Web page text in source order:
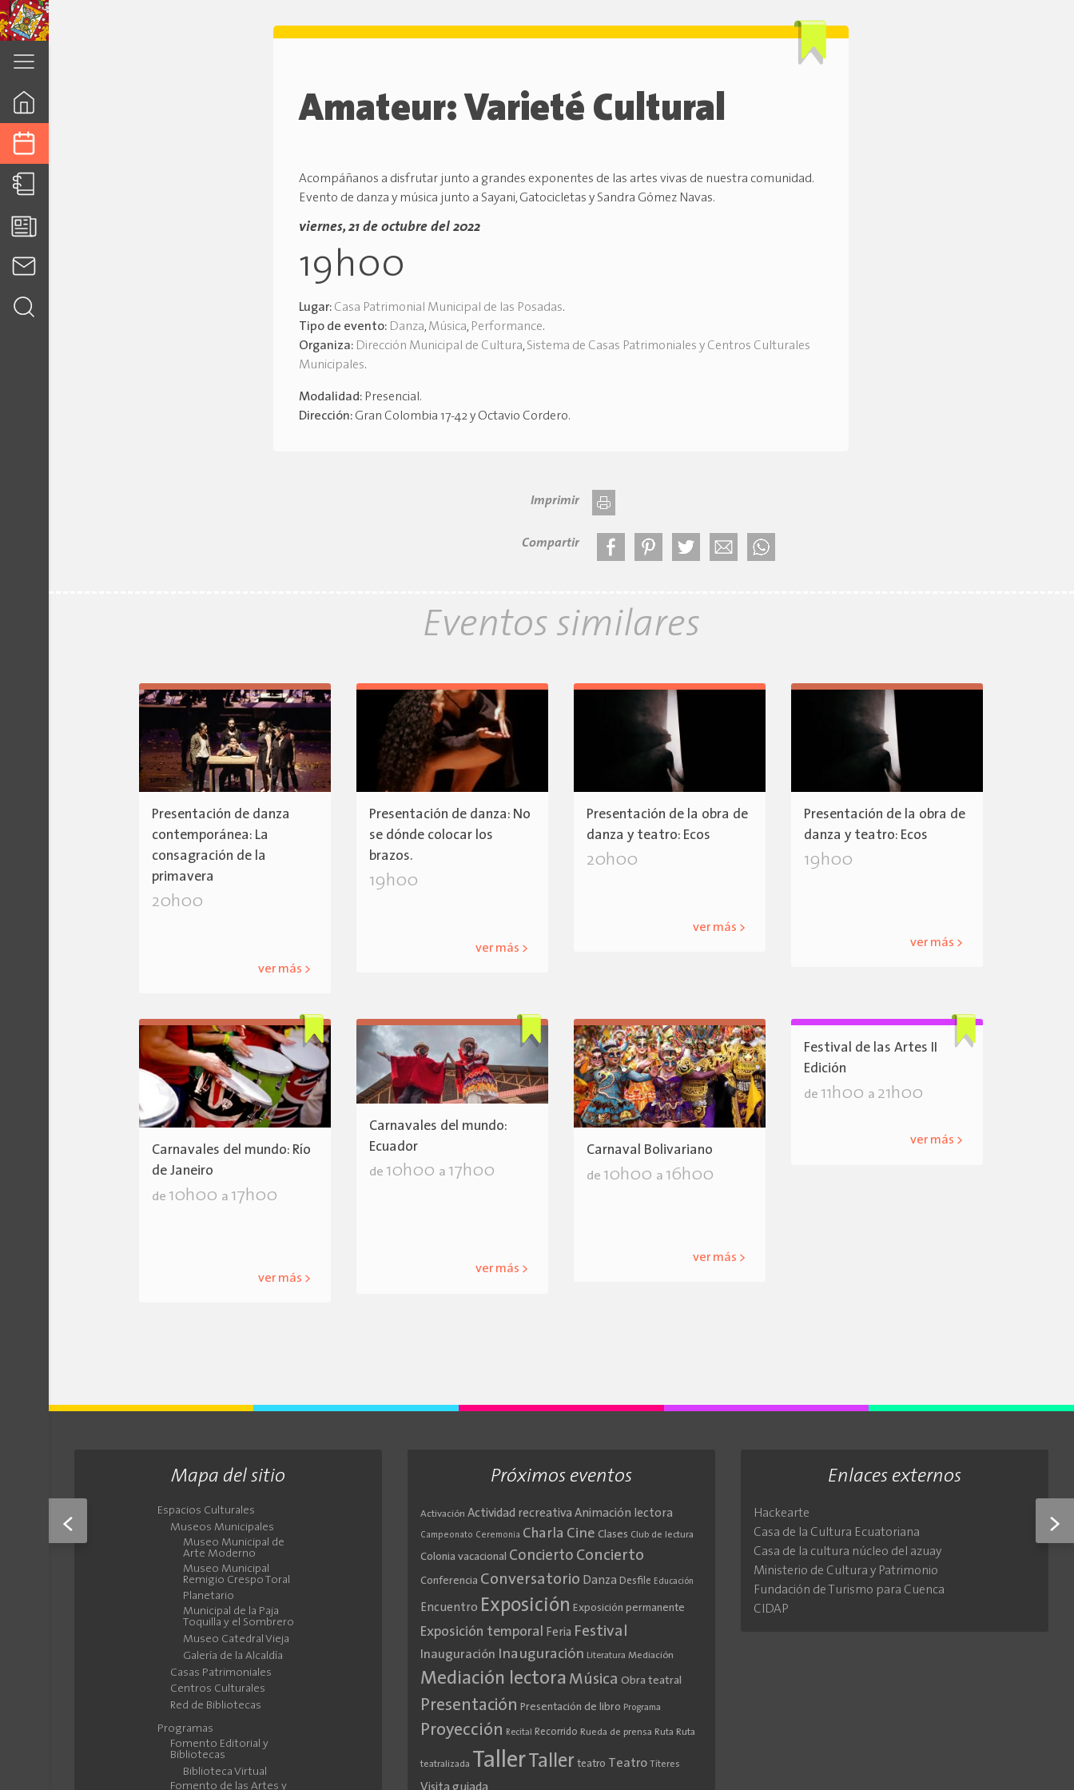
Amateur: Varieté Cultural
Acompáñanos a disfrutar junto a grandes exponentes de las artes vivas de nuestra comunidad.
Evento de danza y música junto a Sayani, Gatocicletas y Sandra Gómez Navas.
viernes, 21 de octubre del 2022
19h00
Lugar: Casa Patrimonial Municipal de las Posadas.
Tipo de evento: Danza, Música, Performance.
Organiza: Dirección Municipal de Cultura, Sistema de Casas Patrimoniales y Centros Culturales
Municipales.
Modalidad: Presencial.
Dirección: Gran Colombia 17-42 y Octavio Cordero.
Imprimir
Compartir
< >
Eventos similares
Presentación de danza
contemporánea: La
consagración de la
primavera
20h00
ver más >
Presentación de danza: No
se dónde colocar los
brazos.
19h00
ver más >
Presentación de la obra de
danza y teatro: Ecos
20h00
ver más >
Presentación de la obra de
danza y teatro: Ecos
19h00
ver más >
Carnavales del mundo: Río
de Janeiro
de 10h00 a 17h00
ver más >
Carnavales del mundo:
Ecuador
de 10h00 a 17h00
ver más >
Carnaval Bolivariano
de 10h00 a 16h00
ver más >
Festival de las Artes II
Edición
de 11h00 a 21h00
ver más >
Mapa del sitio
Espacios Culturales
Museos Municipales
Museo Municipal de
Arte Moderno
Museo Municipal
Remigio Crespo Toral
Planetario
Municipal de la Paja
Toquilla y el Sombrero
Museo Catedral Vieja
Galería de la Alcaldía
Casas Patrimoniales
Centros Culturales
Red de Bibliotecas
Programas
Fomento Editorial y
Bibliotecas
Biblioteca Virtual
Fomento de las Artes y
Próximos eventos
Activación Actividad recreativa Animación lectora
Campeonato Ceremonia Charla Cine Clases Club de lectura
Colonia vacacional Concierto Concierto
Conferencia Conversatorio Danza Desfile Educación
Encuentro Exposición Exposición permanente
Exposición temporal Feria Festival
Inauguración Inauguración Literatura Mediación
Mediación lectora Música Obra teatral
Presentación Presentación de libro Programa
Proyección Recital Recorrido Rueda de prensa Ruta Ruta
teatralizada Taller Taller teatro Teatro Títeres
Enlaces externos
Hackearte
Casa de la Cultura Ecuatoriana
Casa de la cultura núcleo del azuay
Ministerio de Cultura y Patrimonio
Fundación de Turismo para Cuenca
CIDAP